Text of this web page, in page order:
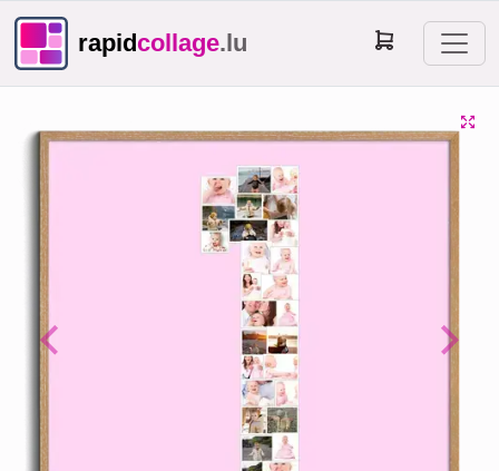
rapidcollage.lu
Previous Next